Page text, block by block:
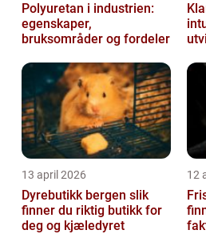
Polyuretan i industrien:
egenskaper,
bruksområder og fordeler
13 april 2026
Dyrebutikk bergen slik
finner du riktig butikk for
deg og kjæledyret
12